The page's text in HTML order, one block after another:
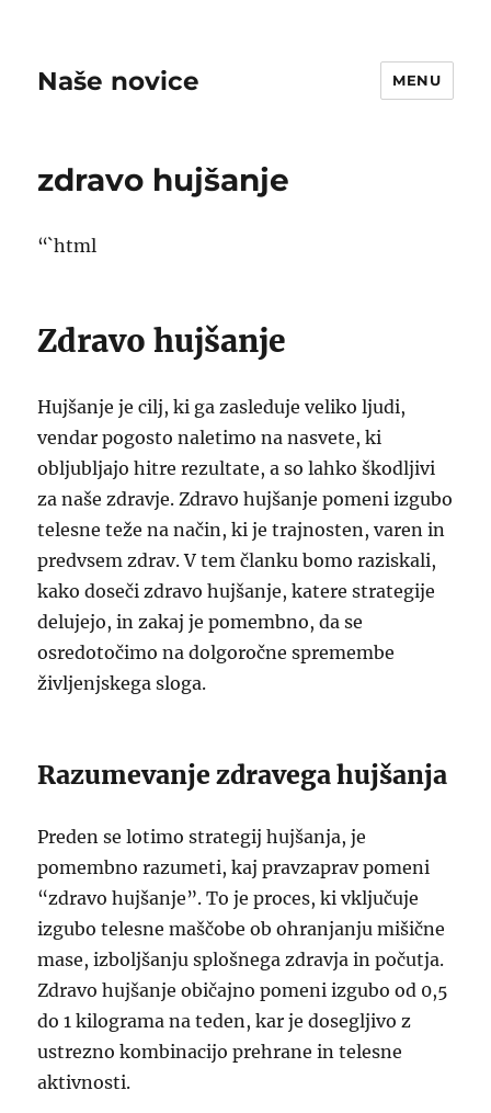
Naše novice MENU
zdravo hujšanje
“`html
Zdravo hujšanje
Hujšanje je cilj, ki ga zasleduje veliko ljudi,
vendar pogosto naletimo na nasvete, ki
obljubljajo hitre rezultate, a so lahko škodljivi
za naše zdravje. Zdravo hujšanje pomeni izgubo
telesne teže na način, ki je trajnosten, varen in
predvsem zdrav. V tem članku bomo raziskali,
kako doseči zdravo hujšanje, katere strategije
delujejo, in zakaj je pomembno, da se
osredotočimo na dolgoročne spremembe
življenjskega sloga.
Razumevanje zdravega hujšanja
Preden se lotimo strategij hujšanja, je
pomembno razumeti, kaj pravzaprav pomeni
“zdravo hujšanje”. To je proces, ki vključuje
izgubo telesne maščobe ob ohranjanju mišične
mase, izboljšanju splošnega zdravja in počutja.
Zdravo hujšanje običajno pomeni izgubo od 0,5
do 1 kilograma na teden, kar je dosegljivo z
ustrezno kombinacijo prehrane in telesne
aktivnosti.